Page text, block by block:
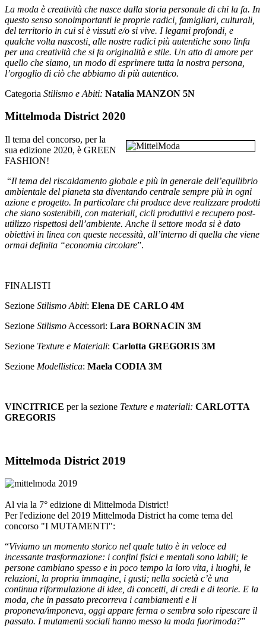
La moda è creatività che nasce dalla storia personale di chi la fa. In
questo senso sonoimportanti le proprie radici, famigliari, culturali,
del territorio in cui si è vissuti e/o si vive. I legami profondi, e
qualche volta nascosti, alle nostre radici più autentiche sono linfa
peruna creatività che si fa originalità e stile. Un atto di amore per
quello che siamo, un modo di esprimere tutta la nostra persona,
l’orgoglio di ciò che abbiamo di più autentico.
Categoria Stilismo e Abiti: Natalia MANZON 5N
Mittelmoda District 2020
Il tema del concorso, per la
sua edizione 2020, è GREEN
FASHION!
“Il tema del riscaldamento globale e più in generale dell’equilibrio
ambientale del pianeta sta diventando centrale sempre più in ogni
azione e progetto. In particolare chi produce deve realizzare prodotti
che siano sostenibili, con materiali, cicli produttivi e recupero post-
utilizzo rispettosi dell’ambiente. Anche il settore moda si è dato
obiettivi in linea con queste necessità, all’interno di quella che viene
ormai definita “economia circolare”.
FINALISTI
Sezione Stilismo Abiti: Elena DE CARLO 4M
Sezione Stilismo Accessori: Lara BORNACIN 3M
Sezione Texture e Materiali: Carlotta GREGORIS 3M
Sezione Modellistica: Maela CODIA 3M
VINCITRICE per la sezione Texture e materiali: CARLOTTA
GREGORIS
Mittelmoda District 2019
Al via la 7° edizione di Mittelmoda District!
Per l'edizione del 2019 Mittelmoda District ha come tema del
concorso "I MUTAMENTI":
“Viviamo un momento storico nel quale tutto è in veloce ed
incessante trasformazione: i confini fisici e mentali sono labili; le
persone cambiano spesso e in poco tempo la loro vita, i luoghi, le
relazioni, la propria immagine, i gusti; nella società c’è una
continua riformulazione di idee, di concetti, di credi e di teorie. E la
moda, che in passato precorreva i cambiamenti e li
proponeva/imponeva, oggi appare ferma o sembra solo ripescare il
passato. I mutamenti sociali hanno messo la moda fuorimoda?”